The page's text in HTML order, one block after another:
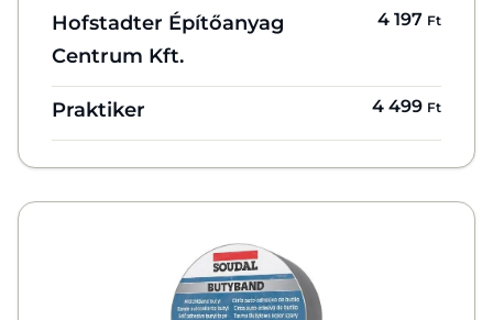
Hofstadter Építőanyag
Centrum Kft.
4 197 Ft
Praktiker 4 499 Ft